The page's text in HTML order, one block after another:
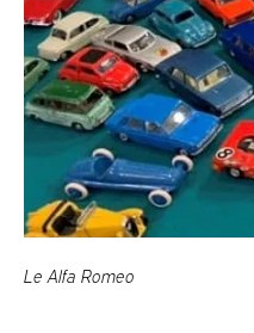
Le Alfa Romeo